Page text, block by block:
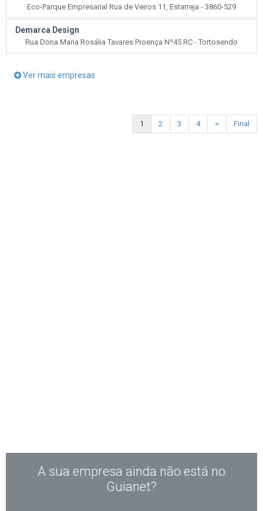
Eco-Parque Empresarial Rua de Veiros 11, Estarreja - 3860-529
Demarca Design
Rua Dona Maria Rosália Tavares Proença Nº45 RC - Tortosendo
Ver mais empresas
1 2 3 4 > Final
A sua empresa ainda não está no
Guianet?